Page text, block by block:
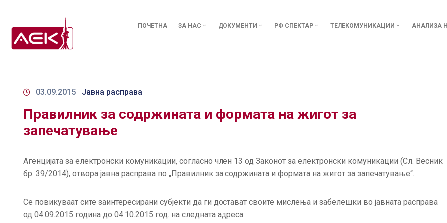
ПОЧЕТНА ЗА НАС ДОКУМЕНТИ РФ СПЕКТАР ТЕЛЕКОМУНИКАЦИИ АНАЛИЗА
03.09.2015 Јавна расправа
Правилник за содржината и формата на жигот за
запечатување
Агенцијата за електронски комуникации, согласно член 13 од Законот за електронски комуникации (Сл. Весник
бр. 39/2014), отвора јавна расправа по „Правилник за содржината и формата на жигот за запечатување“.
Се повикуваат сите заинтересирани субјекти да ги достават своите мислења и забелешки во јавната расправа
од 04.09.2015 година до 04.10.2015 год. на следната адреса: